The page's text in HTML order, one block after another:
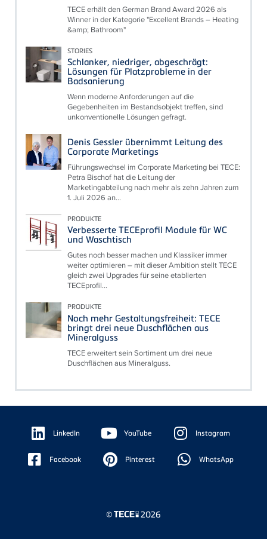
TECE erhält den German Brand Award 2026 als
Winner in der Kategorie "Excellent Brands – Heating
&amp; Bathroom"
STORIES
Schlanker, niedriger, abgeschrägt:
Lösungen für Platzprobleme in der
Badsanierung
Wenn moderne Anforderungen auf die
Gegebenheiten im Bestandsobjekt treffen, sind
unkonventionelle Lösungen gefragt.
Denis Gessler übernimmt Leitung des
Corporate Marketings
Führungswechsel im Corporate Marketing bei TECE:
Petra Bischof hat die Leitung der
Marketingabteilung nach mehr als zehn Jahren zum
1. Juli 2026 an...
PRODUKTE
Verbesserte TECEprofil Module für WC
und Waschtisch
Gutes noch besser machen und Klassiker immer
weiter optimieren – mit dieser Ambition stellt TECE
gleich zwei Upgrades für seine etablierten
TECEprofil...
PRODUKTE
Noch mehr Gestaltungsfreiheit: TECE
bringt drei neue Duschflächen aus
Mineralguss
TECE erweitert sein Sortiment um drei neue
Duschflächen aus Mineralguss.
Floating
Sidebar LinkedIn YouTube Instagram
Facebook Pinterest WhatsApp
© 2026